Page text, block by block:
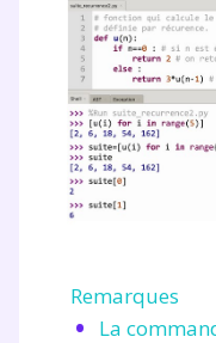
Remarques
La